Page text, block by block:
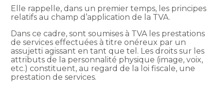
Elle rappelle, dans un premier temps, les principes
relatifs au champ d’application de la TVA.
Dans ce cadre, sont soumises à TVA les prestations
de services effectuées à titre onéreux par un
assujetti agissant en tant que tel. Les droits sur les
attributs de la personnalité physique (image, voix,
etc.) constituent, au regard de la loi fiscale, une
prestation de services.